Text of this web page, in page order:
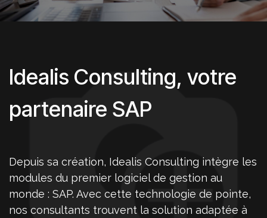
Idealis Consulting, votre
partenaire SAP
Depuis sa création, Idealis Consulting intègre les
modules du premier logiciel de gestion au
monde : SAP. Avec cette technologie de pointe,
nos consultants trouvent la solution adaptée à